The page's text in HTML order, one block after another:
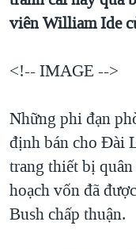
THỂ THAO
GROUND ZERO –
CÁC GIÁ TRỊ CỘNG
TRỊNH VĨNH BÌNH
NGƯ DÂN VIỆT VÀ
BÊN KIA QUỐC
QUAN HỆ VIỆT MỸ
viên William Ide
<!-- IMAGE -->
Những phi đạn
định bán cho Đài
trang thiết bị
hoạch vốn đã
Bush chấp thuận.